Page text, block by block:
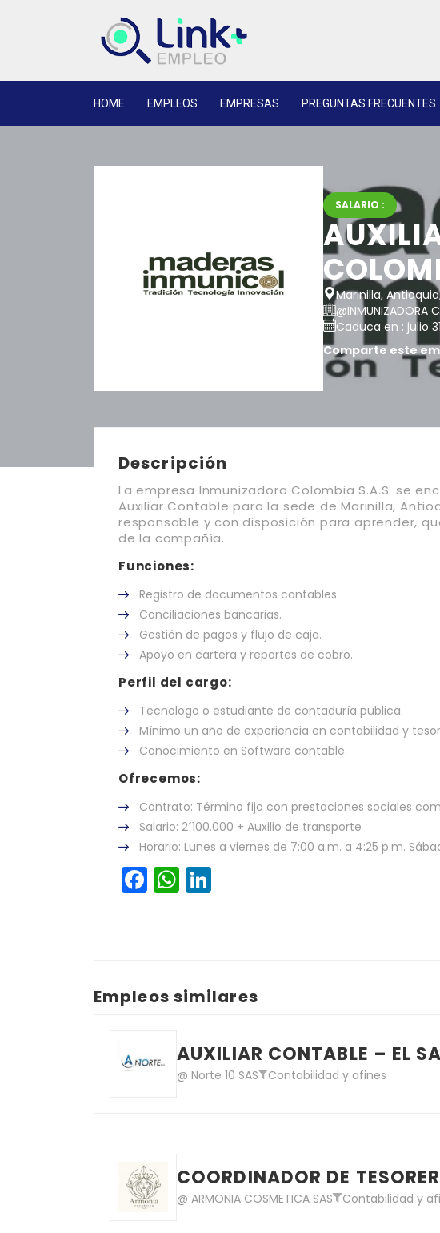
HOME EMPLEOS EMPRESAS PREGUNTAS FRECUENTES
SALARIO :
Marinilla,
@INMUNIZADORA
Caduca en : julio
Comparte este
Descripción
La empresa Inmunizadora Colombia S.A.S. se
Auxiliar Contable para la sede de Marinilla,
responsable y con disposición para aprender,
de la compañía.
Funciones:
Registro de documentos contables.
Conciliaciones bancarias.
Gestión de pagos y flujo de caja.
Apoyo en cartera y reportes de cobro.
Perfil del cargo:
Tecnologo o estudiante de contaduría publica.
Mínimo un año de experiencia en contabilidad y
Conocimiento en Software contable.
Ofrecemos:
Contrato: Término fijo con prestaciones sociales
Salario: 2´100.000 + Auxilio de transporte
Horario: Lunes a viernes de 7:00 a.m. a 4:25 p.m.
Facebook
WhatsApp
Empleos similares
AUXILIAR CONTABLE – EL
@ Norte 10 SAS Contabilidad y afines
COORDINADOR DE
@ ARMONIA COSMETICA SAS Contabilidad y